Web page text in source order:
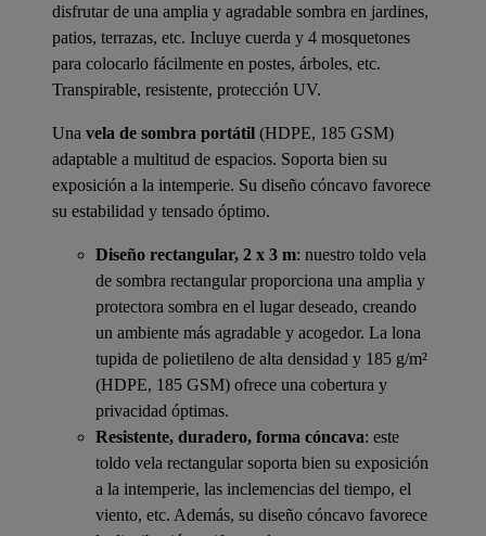
disfrutar de una amplia y agradable sombra en jardines,
patios, terrazas, etc. Incluye cuerda y 4 mosquetones
para colocarlo fácilmente en postes, árboles, etc.
Transpirable, resistente, protección UV.
Una vela de sombra portátil (HDPE, 185 GSM)
adaptable a multitud de espacios. Soporta bien su
exposición a la intemperie. Su diseño cóncavo favorece
su estabilidad y tensado óptimo.
Diseño rectangular, 2 x 3 m: nuestro toldo vela
de sombra rectangular proporciona una amplia y
protectora sombra en el lugar deseado, creando
un ambiente más agradable y acogedor. La lona
tupida de polietileno de alta densidad y 185 g/m²
(HDPE, 185 GSM) ofrece una cobertura y
privacidad óptimas.
Resistente, duradero, forma cóncava: este
toldo vela rectangular soporta bien su exposición
a la intemperie, las inclemencias del tiempo, el
viento, etc. Además, su diseño cóncavo favorece